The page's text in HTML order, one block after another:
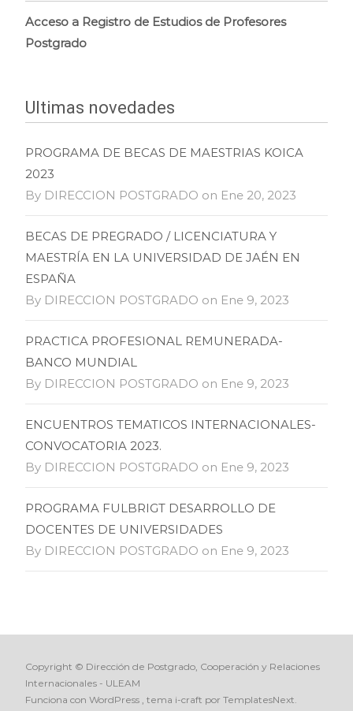
Acceso a Registro de Estudios de Profesores
Postgrado
Ultimas novedades
PROGRAMA DE BECAS DE MAESTRIAS KOICA
2023
By DIRECCION POSTGRADO on Ene 20, 2023
BECAS DE PREGRADO / LICENCIATURA Y
MAESTRÍA EN LA UNIVERSIDAD DE JAÉN EN
ESPAÑA
By DIRECCION POSTGRADO on Ene 9, 2023
PRACTICA PROFESIONAL REMUNERADA-
BANCO MUNDIAL
By DIRECCION POSTGRADO on Ene 9, 2023
ENCUENTROS TEMATICOS INTERNACIONALES-
CONVOCATORIA 2023.
By DIRECCION POSTGRADO on Ene 9, 2023
PROGRAMA FULBRIGT DESARROLLO DE
DOCENTES DE UNIVERSIDADES
By DIRECCION POSTGRADO on Ene 9, 2023
Copyright © Dirección de Postgrado, Cooperación y Relaciones
Internacionales - ULEAM
Funciona con WordPress , tema i-craft por TemplatesNext.